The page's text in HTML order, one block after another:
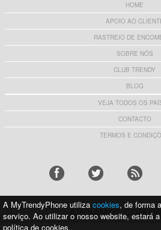
HOME
APOIO AO
RASTREIO DE
SOBRE NÓS
CLUB TRENDY
BLOG
VEJA TODOS OS
CONTACTO
TERMOS E
APOIAMOS COM
A MyTrendyPhone utiliza cookies, de forma
serviço. Ao utilizar o nosso website, estará
política de cookies.